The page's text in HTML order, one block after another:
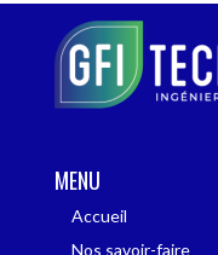
MENU
Accueil
Nos savoir-faire